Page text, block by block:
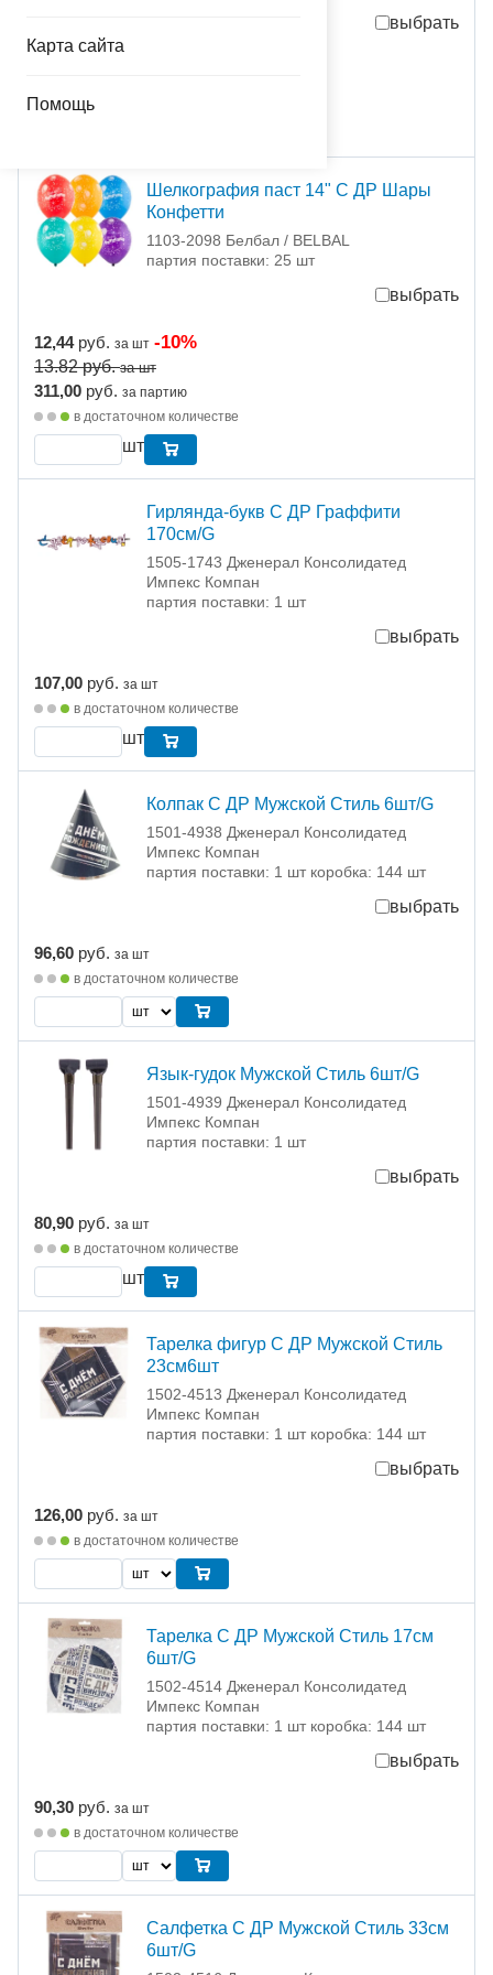
Карта сайта
Помощь
выбрать
Шелкография паст 14" С ДР Шары
Конфетти
1103-2098 Белбал / BELBAL
партия поставки: 25 шт
выбрать
12,44 руб. за шт -10%
13.82руб. за шт
311,00 руб. за партию
в достаточном количестве
шт
Гирлянда-букв С ДР Граффити
170см/G
1505-1743 Дженерал Консолидатед
Импекс Компан
партия поставки: 1 шт
выбрать
107,00 руб. за шт
в достаточном количестве
шт
Колпак С ДР Мужской Стиль 6шт/G
1501-4938 Дженерал Консолидатед
Импекс Компан
партия поставки: 1 шт коробка: 144 шт
выбрать
96,60 руб. за шт
в достаточном количестве
Язык-гудок Мужской Стиль 6шт/G
1501-4939 Дженерал Консолидатед
Импекс Компан
партия поставки: 1 шт
выбрать
80,90 руб. за шт
в достаточном количестве
шт
Тарелка фигур С ДР Мужской Стиль
23см6шт
1502-4513 Дженерал Консолидатед
Импекс Компан
партия поставки: 1 шт коробка: 144 шт
выбрать
126,00 руб. за шт
в достаточном количестве
Тарелка С ДР Мужской Стиль 17см
6шт/G
1502-4514 Дженерал Консолидатед
Импекс Компан
партия поставки: 1 шт коробка: 144 шт
выбрать
90,30 руб. за шт
в достаточном количестве
Салфетка С ДР Мужской Стиль 33см
6шт/G